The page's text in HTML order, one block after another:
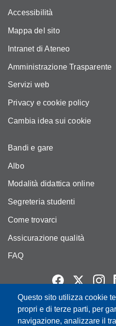
Questo sito utilizza cookie
propri e di terze parti, per
navigazione, analizzare il
Accessibilità
Mappa del sito
Intranet di Ateneo
Amministrazione Trasparente
Servizi web
Privacy e cookie policy
Cambia idea sui cookie
Bandi e gare
Albo
Modalità didattica online
Segreteria studenti
Come trovarci
Assicurazione qualità
FAQ
Partita IVA: 00427620364
e-mail: urp@unimore.it